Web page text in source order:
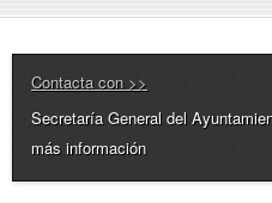
Contacta con >>
Secretaría General del
más información